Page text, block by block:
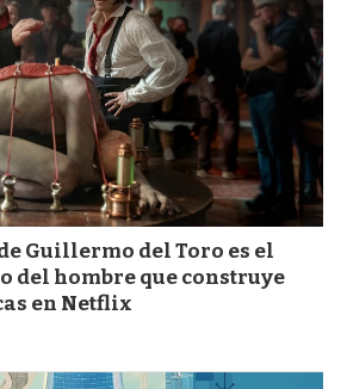
Guillermo del Toro es el
del hombre que construye
en Netflix